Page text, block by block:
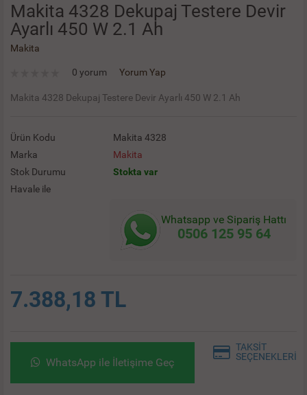
Makita 4328 Dekupaj Testere Devir
Ayarlı 450 W 2.1 Ah
Makita
0 yorum Yorum Yap
Makita 4328 Dekupaj Testere Devir Ayarlı 450 W 2.1 Ah
Ürün Kodu
Makita 4328
Marka
Makita
Stok Durumu
Stokta var
Havale ile
Whatsapp ve Sipariş Hattı
0506 125 95 64
7.388,18 TL
WhatsApp ile İletişime Geç
TAKSİT
SEÇENEKLERİ